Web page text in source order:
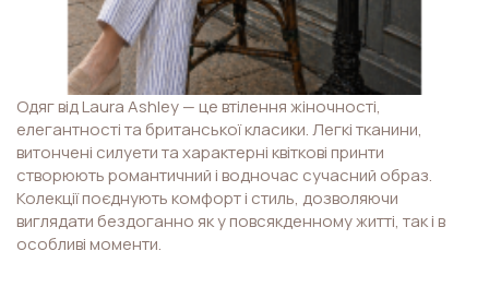
Одяг від Laura Ashley — це втілення жіночності,
елегантності та британської класики. Легкі тканини,
витончені силуети та характерні квіткові принти
створюють романтичний і водночас сучасний образ.
Колекції поєднують комфорт і стиль, дозволяючи
виглядати бездоганно як у повсякденному житті, так і в
особливі моменти.